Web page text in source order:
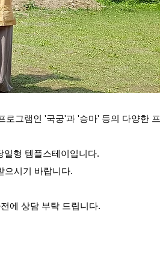
그램인 '국궁'과 '승마' 등의 다양한 프
일형 템플스테이입니다.
으시기 바랍니다.
에 상담 부탁 드립니다.